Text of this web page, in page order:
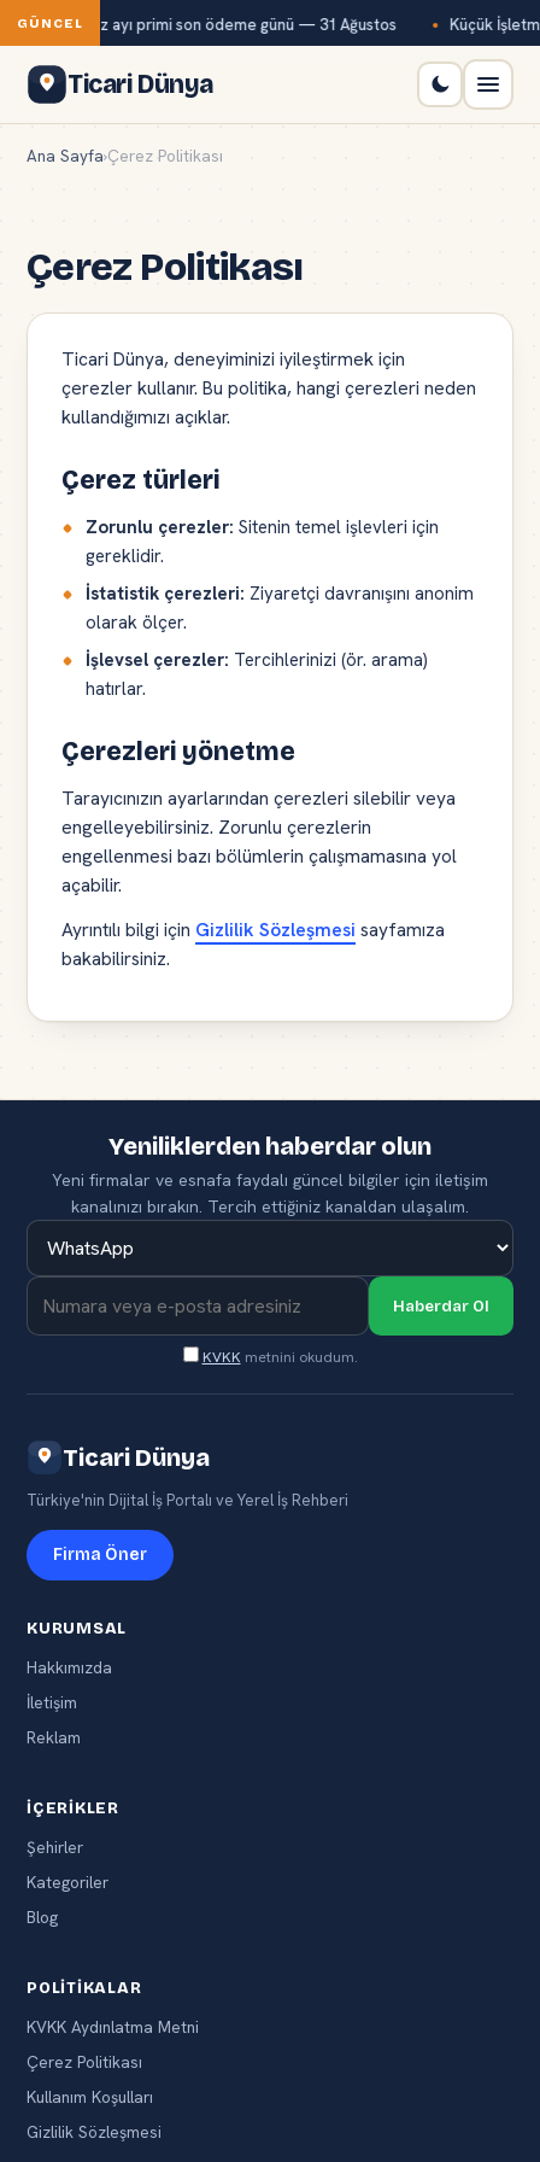
GÜNCEL
Kur temmuz ayı primi son ödeme günü — 31 Ağustos Küçük
Ticari Dünya
Ana Sayfa›Çerez Politikası
Çerez Politikası
Ticari Dünya, deneyiminizi iyileştirmek için
çerezler kullanır. Bu politika, hangi çerezleri neden
kullandığımızı açıklar.
Çerez türleri
Zorunlu çerezler: Sitenin temel işlevleri için
gereklidir.
İstatistik çerezleri: Ziyaretçi davranışını anonim
olarak ölçer.
İşlevsel çerezler: Tercihlerinizi (ör. arama)
hatırlar.
Çerezleri yönetme
Tarayıcınızın ayarlarından çerezleri silebilir veya
engelleyebilirsiniz. Zorunlu çerezlerin
engellenmesi bazı bölümlerin çalışmamasına yol
açabilir.
Ayrıntılı bilgi için Gizlilik Sözleşmesi sayfamıza
bakabilirsiniz.
Yeniliklerden haberdar olun
Yeni firmalar ve esnafa faydalı güncel bilgiler için iletişim
kanalınızı bırakın. Tercih ettiğiniz kanaldan ulaşalım.
Haberdar Ol
KVKK metnini okudum.
Ticari Dünya
Türkiye'nin Dijital İş Portalı ve Yerel İş Rehberi
Firma Öner
KURUMSAL
Hakkımızda
İletişim
Reklam
İÇERIKLER
Şehirler
Kategoriler
Blog
POLITIKALAR
KVKK Aydınlatma Metni
Çerez Politikası
Kullanım Koşulları
Gizlilik Sözleşmesi